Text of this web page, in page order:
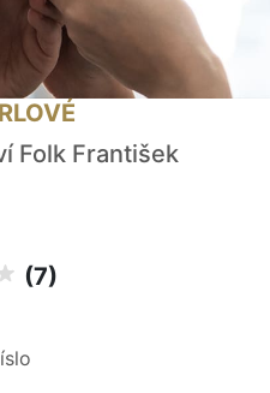
Folk František
(7)